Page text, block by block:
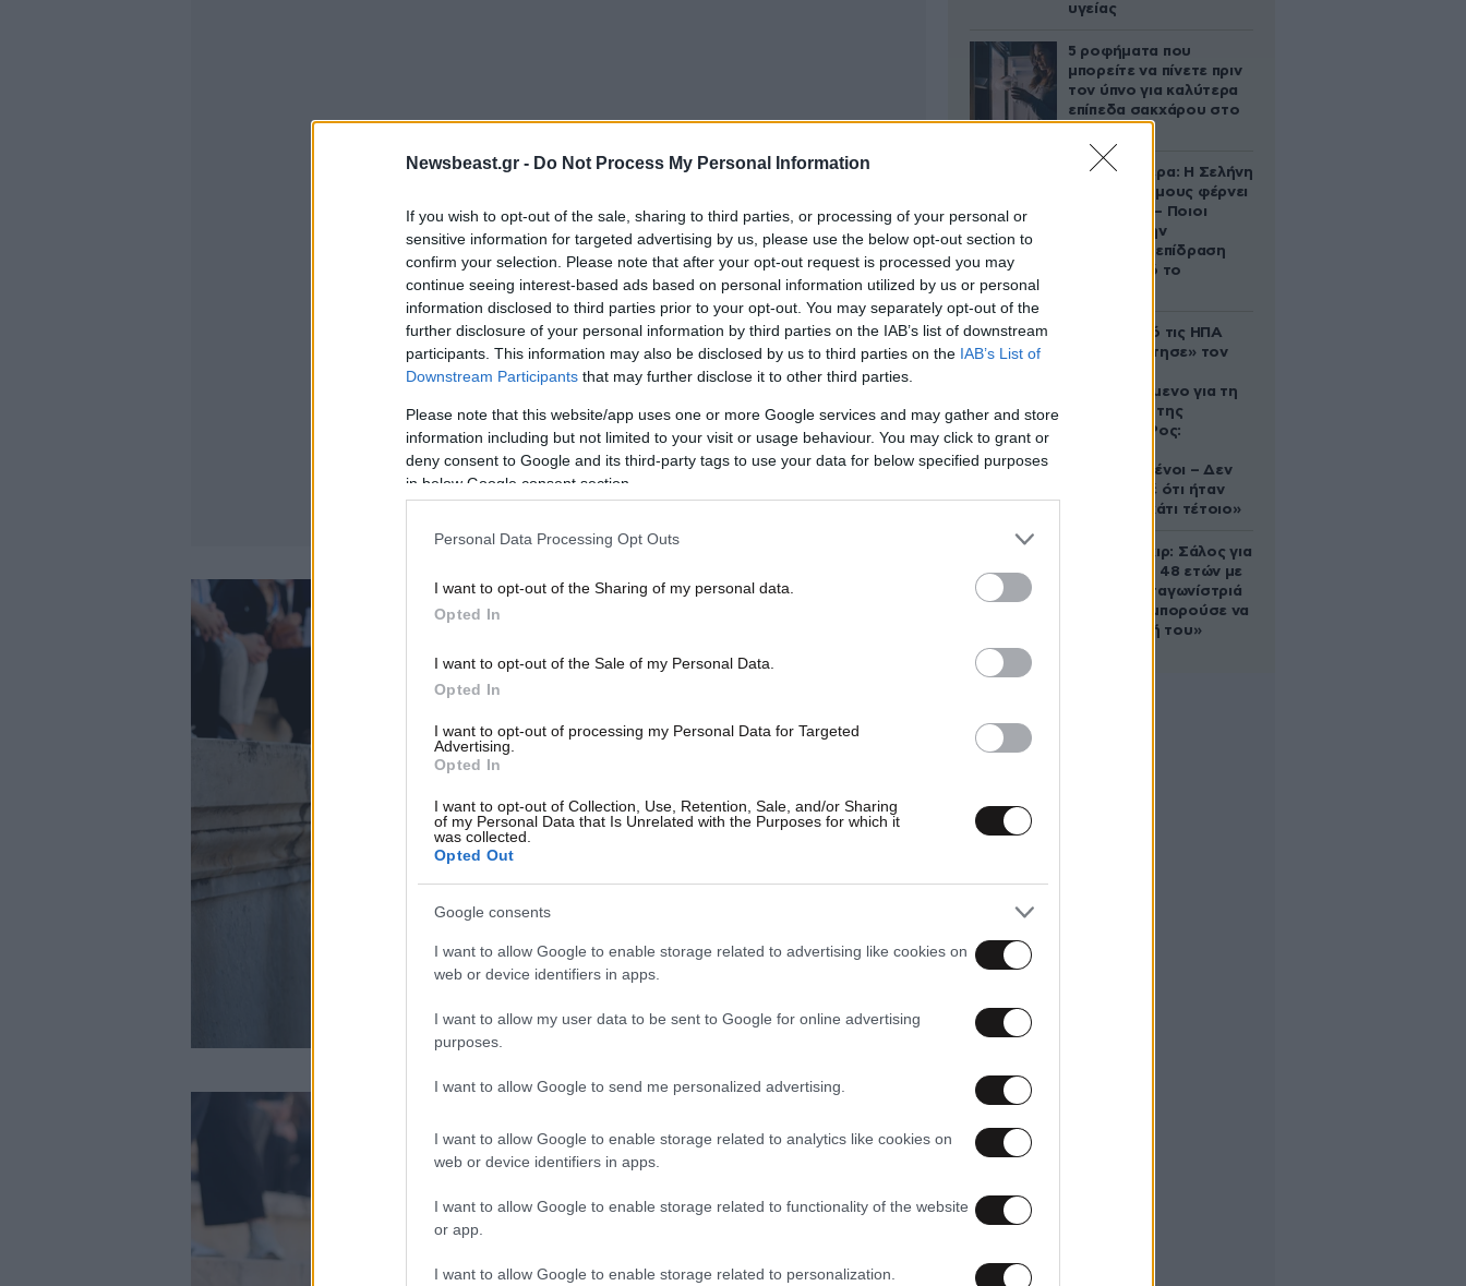
Newsbeast.gr - Do Not Process My Personal Information
If you wish to opt-out of the sale, sharing to third parties, or processing of your personal or
sensitive information for targeted advertising by us, please use the below opt-out section to
confirm your selection. Please note that after your opt-out request is processed you may
continue seeing interest-based ads based on personal information utilized by us or personal
information disclosed to third parties prior to your opt-out. You may separately opt-out of the
further disclosure of your personal information by third parties on the IAB’s list of downstream
participants. This information may also be disclosed by us to third parties on the IAB’s List of
Downstream Participants that may further disclose it to other third parties.
Please note that this website/app uses one or more Google services and may gather and store
information including but not limited to your visit or usage behaviour. You may click to grant or
deny consent to Google and its third-party tags to use your data for below specified purposes
in below Google consent section.
Personal Data Processing Opt Outs
I want to opt-out of the Sharing of my personal data.
Opted In
I want to opt-out of the Sale of my Personal Data.
Opted In
I want to opt-out of processing my Personal Data for Targeted
Advertising.
Opted In
I want to opt-out of Collection, Use, Retention, Sale, and/or Sharing
of my Personal Data that Is Unrelated with the Purposes for which it
was collected.
Opted Out
Google consents
I want to allow Google to enable storage related to advertising like cookies on
web or device identifiers in apps.
I want to allow my user data to be sent to Google for online advertising
purposes.
I want to allow Google to send me personalized advertising.
I want to allow Google to enable storage related to analytics like cookies on
web or device identifiers in apps.
I want to allow Google to enable storage related to functionality of the website
or app.
I want to allow Google to enable storage related to personalization.
υγείας
5 ροφήματα που
μπορείτε να πίνετε πριν
τον ύπνο για καλύτερα
επίπεδα σακχάρου στο
Ζώδια σήμερα: Η Σελήνη
στους Διδύμους φέρνει
ανατροπές – Ποιοι
δέχονται την
ευεργετική επίδραση
του Δία από το
Ζευγάρι από τις ΗΠΑ
που «υιοθέτησε» τον
κατηγορούμενο για τη
δολοφονία της
Ελίζαμπεθ Ρος:
συντετριμμένοι – Δεν
έδειξε ποτέ ότι ήταν
ικανός για κάτι τέτοιο»
Ρίτσαρντ Γκιρ: Σάλος για
τη διαφορά 48 ετών με
τη συμπρωταγωνίστριά
του – «Θα μπορούσε να
είναι εγγονή του»